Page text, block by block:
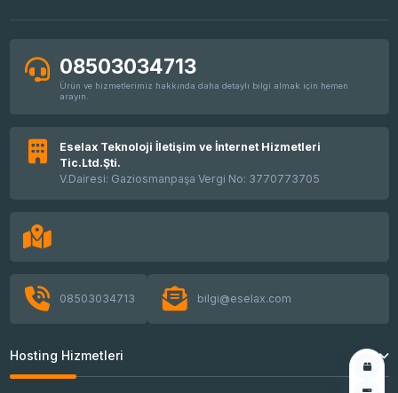
08503034713
Ürün ve hizmetlerimiz hakkında daha detaylı bilgi almak için hemen
arayın.
Eselax Teknoloji İletişim ve İnternet Hizmetleri
Tic.Ltd.Şti.
V.Dairesi: Gaziosmanpaşa Vergi No: 3770773705
08503034713 bilgi@eselax.com
Hosting Hizmetleri